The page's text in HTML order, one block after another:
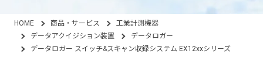
HOME 商品・サービス
工業計測機器
データアクイジション装置
データロガー
データロガー スイッチ&スキャン収録システム EX12xxシリーズ